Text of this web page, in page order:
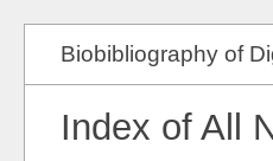
Biobibliography of
Index of All